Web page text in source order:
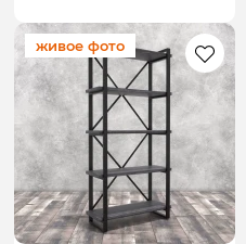
живое фото